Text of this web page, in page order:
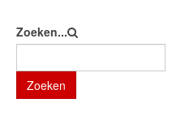
Zoeken...
Zoeken